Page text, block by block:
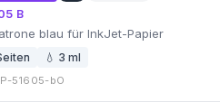
B
blau für InkJet-Papier
💧 3 ml
51605-bO